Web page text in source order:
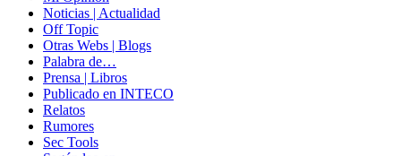
Noticias | Actualidad
Off Topic
Otras Webs | Blogs
Palabra de…
Prensa | Libros
Publicado en INTECO
Relatos
Rumores
Sec Tools